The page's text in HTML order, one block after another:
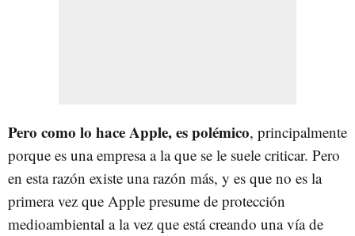
Pero como lo hace Apple, espolémico, principalmente
porque es una empresa a la que se le suele criticar. Pero
en esta razón existe una razón más, y es que no es la
primera vez que Apple presume de protección
medioambiental a la vez que está creando una vía de